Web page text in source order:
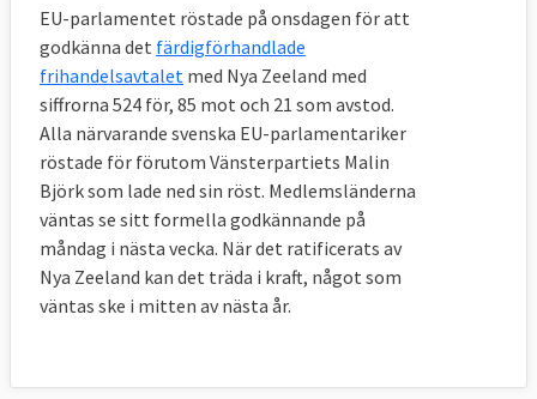
EU-parlamentet röstade på onsdagen för att
godkänna det färdigförhandlade
frihandelsavtalet med Nya Zeeland med
siffrorna 524 för, 85 mot och 21 som avstod.
Alla närvarande svenska EU-parlamentariker
röstade för förutom Vänsterpartiets Malin
Björk som lade ned sin röst. Medlemsländerna
väntas se sitt formella godkännande på
måndag i nästa vecka. När det ratificerats av
Nya Zeeland kan det träda i kraft, något som
väntas ske i mitten av nästa år.